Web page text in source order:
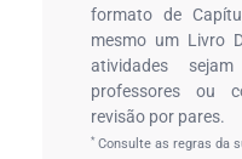
formato de
mesmo um Livro
atividades
professores ou
revisão por pares.
*Consulte as regras da